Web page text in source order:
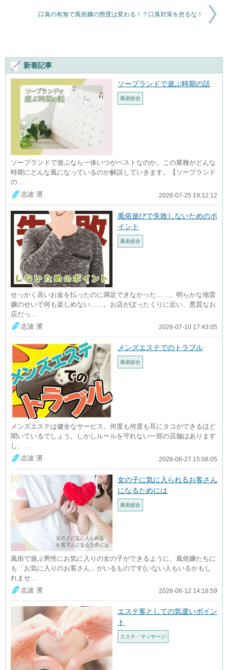
口臭の有無で風俗嬢の態度は変わる！？口臭対策を怠るな！
新着記事
ソープランドで遊ぶ時期の話
風俗総合
ソープランドで遊ぶなら一体いつがベストなのか。この業種がどんな
時期にどんな風になっているのか解説していきます。【ソープランド
の…
志波 濱
2026-07-25 19:12:12
風俗遊びで失敗しないためのポ
イント
風俗総合
せっかく高いお金を払ったのに満足できなかった……。明らかな地雷
嬢のせいで何も楽しめない……。お店がぼったくりに近い、悪質なお
店だっ…
志波 濱
2026-07-10 17:43:05
メンズエステでのトラブル
風俗総合
メンズエステは健全なサービス。何度も何度も耳にタコができるほど
聞いているでしょう。しかしルールを守れない一部の店舗はあります
し、…
志波 濱
2026-06-27 15:08:05
女の子に気に入られるお客さん
になるためには
風俗総合
風俗で遊ぶ男性にお気に入りの女の子ができるように、風俗嬢たちに
も「お気に入りのお客さん」がいるものです(いない人もいるかもし
れませ…
志波 濱
2026-06-12 14:18:59
エステ客としての気遣いポイン
ト
エステ・マッサージ